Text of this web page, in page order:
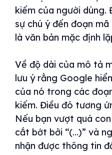
kiếm của người dùng.
sự chú ý đến đoạn
là văn bản mặc định
Về độ dài của mô tả
lưu ý rằng Google
của nó trong các
kiếm. Điều đó tương
Nếu bạn vượt quá
cắt bớt bởi “(…)” và
nhận được thông tin